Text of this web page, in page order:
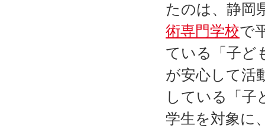
たのは、静岡
術専門学校で
ている「子ど
が安心して活
している「子
学生を対象に